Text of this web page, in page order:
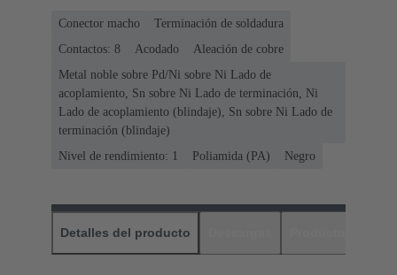
Conector macho
Terminación de soldadura
Contactos: 8
Acodado
Aleación de cobre
Metal noble sobre Pd/Ni sobre Ni Lado de
acoplamiento, Sn sobre Ni Lado de terminación, Ni
Lado de acoplamiento (blindaje), Sn sobre Ni Lado de
terminación (blindaje)
Nivel de rendimiento: 1
Poliamida (PA) Negro
Detalles del producto